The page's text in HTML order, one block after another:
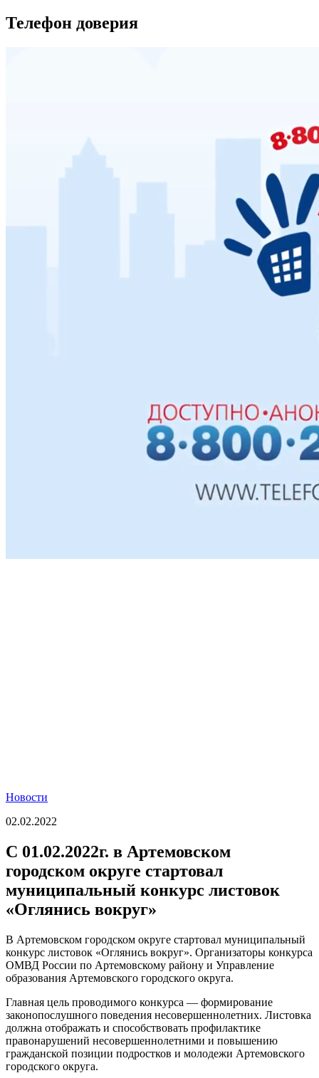
Телефон доверия
Новости
02.02.2022
С 01.02.2022г. в Артемовском
городском округе стартовал
муниципальный конкурс листовок
«Оглянись вокруг»
В Артемовском городском округе стартовал муниципальный
конкурс листовок «Оглянись вокруг». Организаторы конкурса
ОМВД России по Артемовскому району и Управление
образования Артемовского городского округа.
Главная цель проводимого конкурса — формирование
законопослушного поведения несовершеннолетних. Листовка
должна отображать и способствовать профилактике
правонарушений несовершеннолетними и повышению
гражданской позиции подростков и молодежи Артемовского
городского округа.